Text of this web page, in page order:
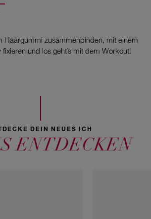
Haargummi zusammenbinden, mit einem
und los geht’s mit dem Workout!
DEIN NEUES ICH
ENTDECKEN